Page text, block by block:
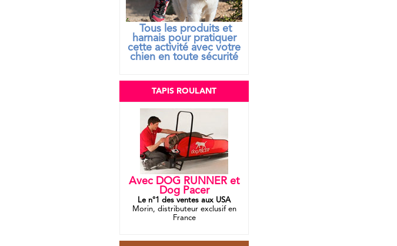
Tous les produits et
harnais pour pratiquer
cette activité avec votre
chien en toute sécurité
TAPIS ROULANT
Avec DOG RUNNER et
Dog Pacer
Le n°1 des ventes aux USA
Morin, distributeur exclusif en
France